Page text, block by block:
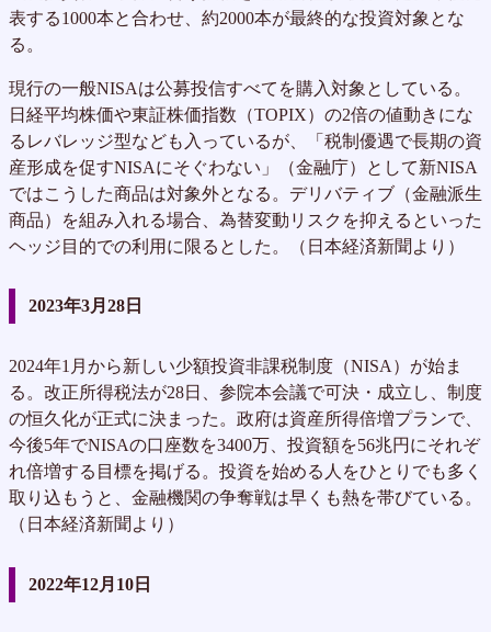
表する1000本と合わせ、約2000本が最終的な投資対象とな
る。
現行の一般NISAは公募投信すべてを購入対象としている。
日経平均株価や東証株価指数（TOPIX）の2倍の値動きにな
るレバレッジ型なども入っているが、「税制優遇で長期の資
産形成を促すNISAにそぐわない」（金融庁）として新NISA
ではこうした商品は対象外となる。デリバティブ（金融派生
商品）を組み入れる場合、為替変動リスクを抑えるといった
ヘッジ目的での利用に限るとした。（日本経済新聞より）
2023年3月28日
2024年1月から新しい少額投資非課税制度（NISA）が始ま
る。改正所得税法が28日、参院本会議で可決・成立し、制度
の恒久化が正式に決まった。政府は資産所得倍増プランで、
今後5年でNISAの口座数を3400万、投資額を56兆円にそれぞ
れ倍増する目標を掲げる。投資を始める人をひとりでも多く
取り込もうと、金融機関の争奪戦は早くも熱を帯びている。
（日本経済新聞より）
2022年12月10日